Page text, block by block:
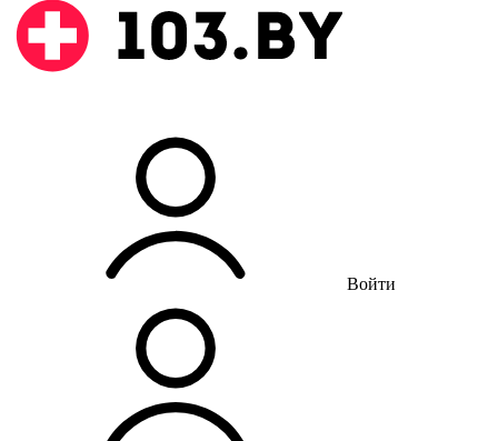
Войти